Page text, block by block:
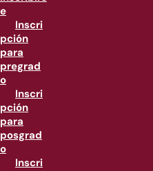
e
Inscri
pción
para
pregrad
o
Inscri
pción
para
posgrad
o
Inscri